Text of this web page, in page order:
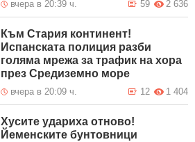
вчера в 20:39 ч. 2 636
59
Към Стария континент!
Испанската полиция разби
голяма мрежа за трафик на хора
през Средиземно море
вчера в 20:09 ч. 1 404
12
Хусите удариха отново!
Йеменските бунтовници